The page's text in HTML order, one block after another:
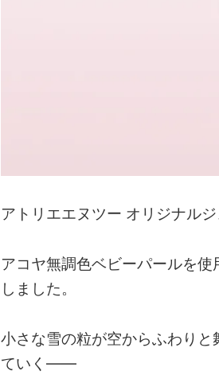
アトリエエヌツー オリジナル
アコヤ無調色ベビーパールを
しました。
小さな雪の粒が空からふわり
ていく――